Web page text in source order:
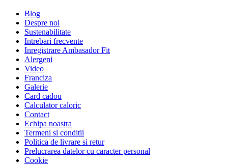
Blog
Despre noi
Sustenabilitate
Intrebari frecvente
Inregistrare Ambasador Fit
Alergeni
Video
Franciza
Galerie
Card cadou
Calculator caloric
Contact
Echipa noastra
Termeni si conditii
Politica de livrare si retur
Prelucrarea datelor cu caracter personal
Cookie